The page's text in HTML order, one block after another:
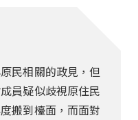
民相關的政見，但
員疑似歧視原住民
搬到檯面，而面對